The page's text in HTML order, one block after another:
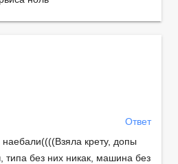
Ответ
крету, допы
типа без них никак, машина без